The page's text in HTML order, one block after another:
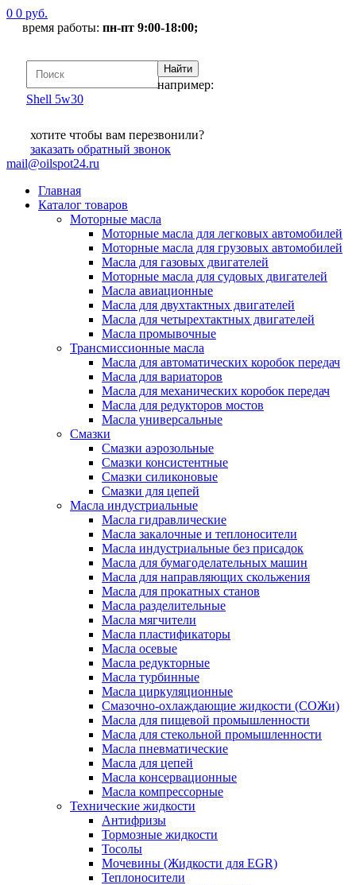
0 0 руб.
время работы: пн-пт 9:00-18:00;
например:
Shell 5w30
хотите чтобы вам перезвонили?
заказать обратный звонок
mail@oilspot24.ru
Главная
Каталог товаров
Моторные масла
Моторные масла для легковых автомобилей
Моторные масла для грузовых автомобилей
Масла для газовых двигателей
Моторные масла для судовых двигателей
Масла авиационные
Масла для двухтактных двигателей
Масла для четырехтактных двигателей
Масла промывочные
Трансмиссионные масла
Масла для автоматических коробок передач
Масла для вариаторов
Масла для механических коробок передач
Масла для редукторов мостов
Масла универсальные
Cмазки
Смазки аэрозольные
Смазки консистентные
Смазки силиконовые
Смазки для цепей
Масла индустриальные
Масла гидравлические
Масла закалочные и теплоносители
Масла индустриальные без присадок
Масла для бумагоделательных машин
Масла для направляющих скольжения
Масла для прокатных станов
Масла разделительные
Масла мягчители
Масла пластификаторы
Масла осевые
Масла редукторные
Масла турбинные
Масла циркуляционные
Смазочно-охлаждающие жидкости (СОЖи)
Масла для пищевой промышленности
Масла для стекольной промышленности
Масла пневматические
Масла для цепей
Масла консервационные
Масла компрессорные
Технические жидкости
Антифризы
Тормозные жидкости
Тосолы
Мочевины (Жидкости для EGR)
Теплоносители